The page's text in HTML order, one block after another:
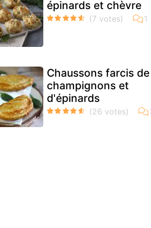
épinards et chèvre
Chaussons farcis de
champignons et
d'épinards